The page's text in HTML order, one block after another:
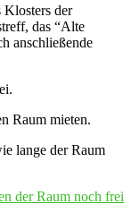
Klosters der
das “Alte
anschließende
Raum mieten.
lange der Raum
der Raum noch frei